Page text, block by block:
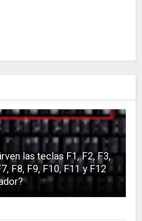
las teclas F1, F2, F3,
F8, F9, F10, F11 y F12